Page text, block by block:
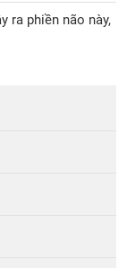
ra phiền não này,